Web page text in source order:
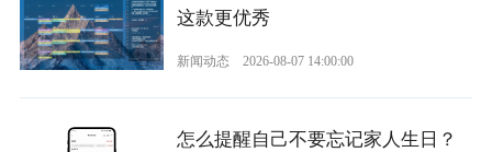
这款更优秀
新闻动态 2026-08-07 14:00:00
怎么提醒自己不要忘记家人生日？